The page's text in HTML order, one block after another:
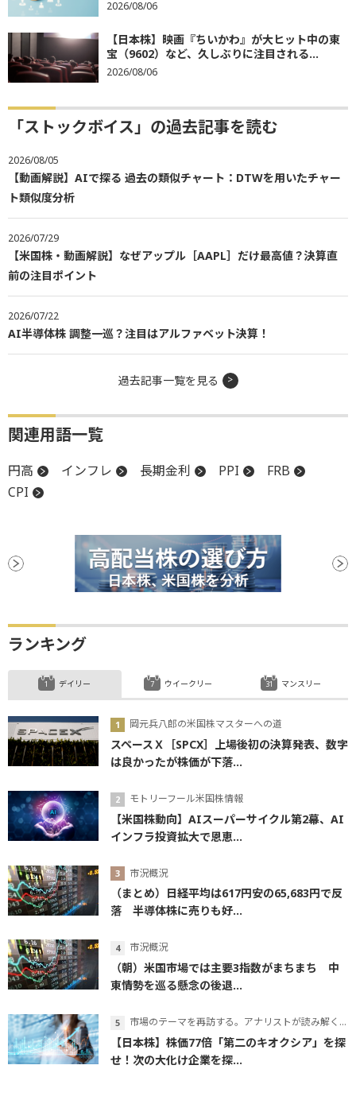
2026/08/06
【日本株】映画『ちいかわ』が大ヒット中の東
宝（9602）など、久しぶりに注目される...
2026/08/06
「ストックボイス」の過去記事を読む
2026/08/05
【動画解説】AIで探る 過去の類似チャート：DTWを用いたチャー
ト類似度分析
2026/07/29
【米国株・動画解説】なぜアップル［AAPL］だけ最高値？決算直
前の注目ポイント
2026/07/22
AI半導体株 調整一巡？注目はアルファベット決算！
過去記事一覧を見る
関連用語一覧
円高 インフレ 長期金利 PPI
FRB
CPI
ランキング
デイリー
岡元兵八郎の米国株マスターへの道
スペースＸ［SPCX］上場後初の決算発表、数字
は良かったが株価が下落...
モトリーフール米国株情報
【米国株動向】AIスーパーサイクル第2幕、AI
インフラ投資拡大で恩恵...
市況概況
（まとめ）日経平均は617円安の65,683円で反
落 半導体株に売りも好...
市況概況
（朝）米国市場では主要3指数がまちまち 中
東情勢を巡る懸念の後退...
市場のテーマを再訪する。アナリストが読み解くテーマの本質
【日本株】株価77倍「第二のキオクシア」を探
せ！次の大化け企業を探...
ウイークリー マンスリー